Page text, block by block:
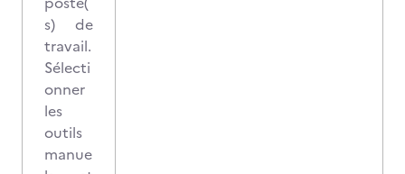
s) de
travail.
Sélecti
onner
les
outils
manue